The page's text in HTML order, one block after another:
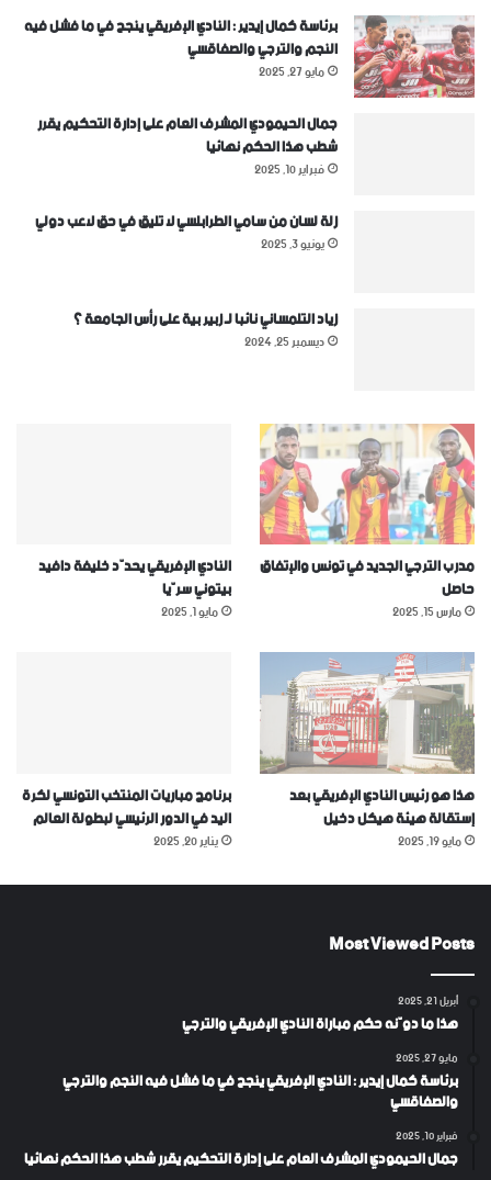
برئاسة كمال إيدير : النادي الإفريقي ينجح في ما فشل فيه
النجم والترجي والصفاقسي
مايو 27, 2025
جمال الحيمودي المشرف العام على إدارة التحكيم يقرر
شطب هذا الحكم نهائيا
فبراير 10, 2025
زلة لسان من سامي الطرابلسي لا تليق في حق لاعب دولي
يونيو 3, 2025
زياد التلمساني نائبا لـ زبير بية على رأس الجامعة ؟
ديسمبر 25, 2024
مدرب الترجي الجديد في تونس والإتفاق
حاصل
مارس 15, 2025
النادي الإفريقي يحدّد خليفة دافيد
بيتوني سرّيا
مايو 1, 2025
هذا هو رئيس النادي الإفريقي بعد
إستقالة هيئة هيكل دخيل
مايو 19, 2025
برنامج مباريات المنتخب التونسي لكرة
اليد في الدور الرئيسي لبطولة العالم
يناير 20, 2025
Most Viewed Posts
أبريل 21, 2025
هذا ما دوّنه حكم مباراة النادي الإفريقي والترجي
مايو 27, 2025
برئاسة كمال إيدير : النادي الإفريقي ينجح في ما فشل فيه النجم والترجي
والصفاقسي
فبراير 10, 2025
جمال الحيمودي المشرف العام على إدارة التحكيم يقرر شطب هذا الحكم نهائيا